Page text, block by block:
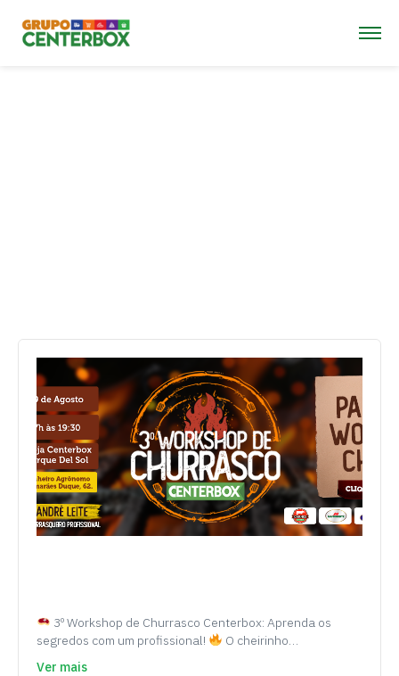
3º Workshop de Churrasco Centerbox: Aprenda os
segredos com um profissional!
O cheirinho…
Ver mais